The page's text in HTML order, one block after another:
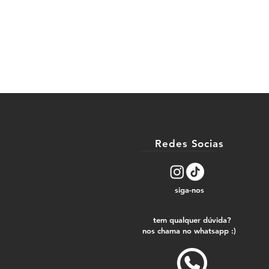
Redes Socias
siga-nos
tem qualquer dúvida?
nos chama no whatsapp :)